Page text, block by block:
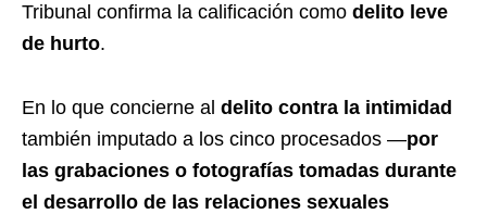
Tribunal confirma la calificación como delito leve
de hurto.
En lo que concierne al delito contra la intimidad
también imputado a los cinco procesados —por
las grabaciones o fotografías tomadas durante
el desarrollo de las relaciones sexuales